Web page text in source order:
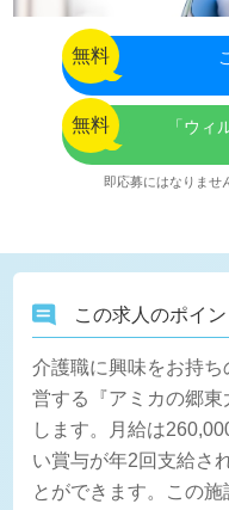
無料
無料
「ウィ
即応募にはなりませ
この求人のポイン
介護職に興味をお持
営する『アミカの郷
します。月給は
い賞与が年2回支給さ
とができます。この